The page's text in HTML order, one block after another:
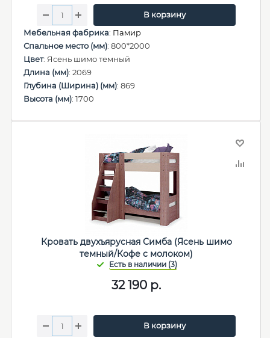
В корзину
Мебельная фабрика: Памир
Спальное место (мм): 800*2000
Цвет: Ясень шимо темный
Длина (мм): 2069
Глубина (Ширина) (мм): 869
Высота (мм): 1700
Кровать двухъярусная Симба (Ясень шимо
темный/Кофе с молоком)
32 190 р.
В корзину